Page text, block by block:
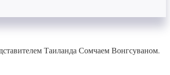
Таиланда Сомчаем Вонгсуваном.